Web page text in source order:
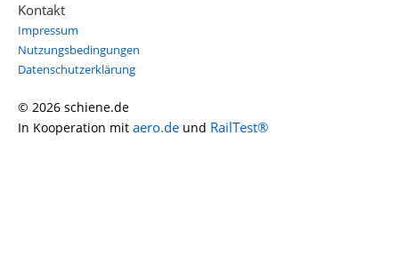
Kontakt
Impressum
Nutzungsbedingungen
Datenschutzerklärung
© 2026 schiene.de
In Kooperation mit aero.de und RailTest®